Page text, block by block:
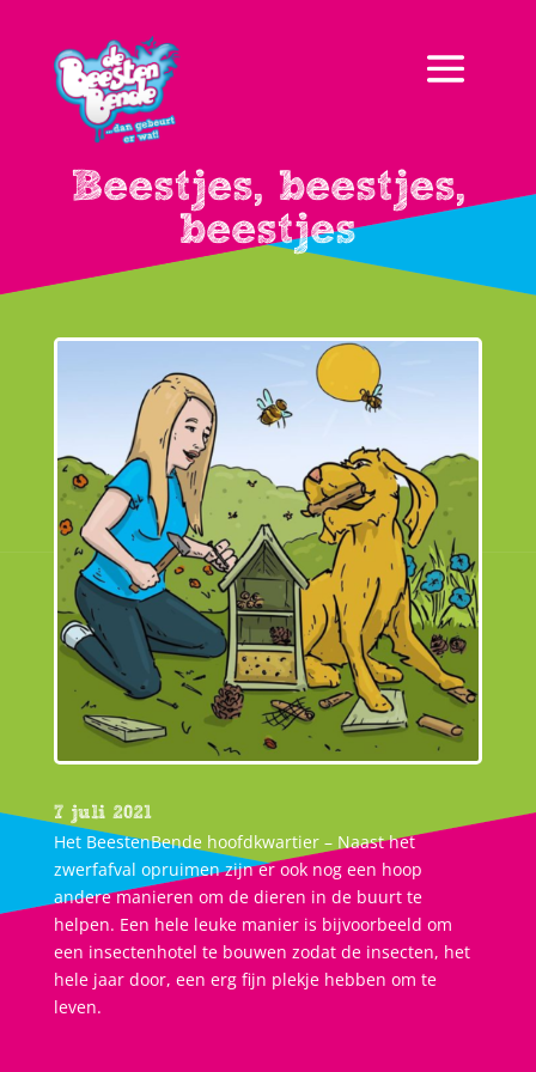
Beestjes, beestjes,
beestjes
7 juli 2021
Het BeestenBende hoofdkwartier – Naast het
zwerfafval opruimen zijn er ook nog een hoop
andere manieren om de dieren in de buurt te
helpen. Een hele leuke manier is bijvoorbeeld om
een insectenhotel te bouwen zodat de insecten, het
hele jaar door, een erg fijn plekje hebben om te
leven.